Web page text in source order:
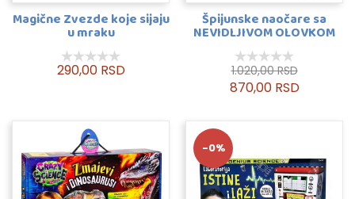
Magične Zvezde koje sijaju
u mraku
290,00 RSD
Špijunske naočare sa
NEVIDLJIVOM OLOVKOM
1.020,00 RSD
870,00 RSD
-0%